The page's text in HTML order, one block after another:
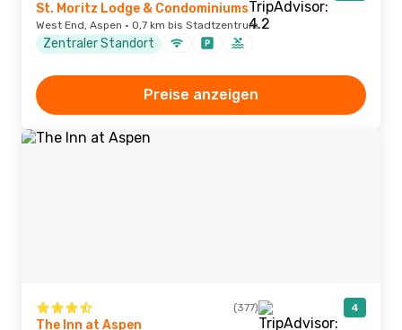
St. Moritz Lodge & Condominiums
West End, Aspen · 0,7 km bis Stadtzentrum
Zentraler Standort
Preise anzeigen
(377) 4
The Inn at Aspen